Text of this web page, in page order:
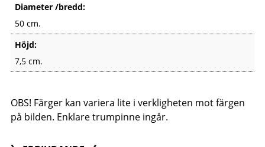
Diameter /bredd:
50 cm.
Höjd:
7,5 cm.
OBS! Färger kan variera lite i verkligheten mot färgen
på bilden. Enklare trumpinne ingår.